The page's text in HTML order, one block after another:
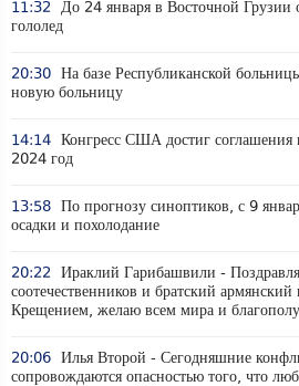
11:32 До 24 января в Восточной Грузии
гололед
20:30 На базе Республиканской
новую больницу
14:14 Конгресс США достиг соглашения
2024 год
13:58 По прогнозу синоптиков, с 9
осадки и похолодание
20:22 Ираклий Гарибашвили -
соотечественников и братский
Крещением, желаю всем мира и
20:06 Илья Второй - Сегодняшние
сопровождаются опасностью того, что